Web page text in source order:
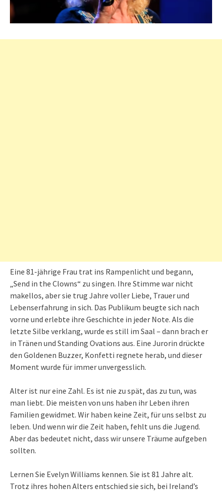
Eine 81-jährige Frau trat ins Rampenlicht und begann,
„Send in the Clowns“ zu singen. Ihre Stimme war nicht
makellos, aber sie trug Jahre voller Liebe, Trauer und
Lebenserfahrung in sich. Das Publikum beugte sich nach
vorne und erlebte ihre Geschichte in jeder Note. Als die
letzte Silbe verklang, wurde es still im Saal – dann brach er
in Tränen und Standing Ovations aus. Eine Jurorin drückte
den Goldenen Buzzer, Konfetti regnete herab, und dieser
Moment wurde für immer unvergesslich.
Alter ist nur eine Zahl. Es ist nie zu spät, das zu tun, was
man liebt. Die meisten von uns haben ihr Leben ihren
Familien gewidmet. Wir haben keine Zeit, für uns selbst zu
leben. Und wenn wir die Zeit haben, fehlt uns die Jugend.
Aber das bedeutet nicht, dass wir unsere Träume aufgeben
sollten.
Lernen Sie Evelyn Williams kennen. Sie ist 81 Jahre alt.
Trotz ihres hohen Alters entschied sie sich, bei Ireland’s